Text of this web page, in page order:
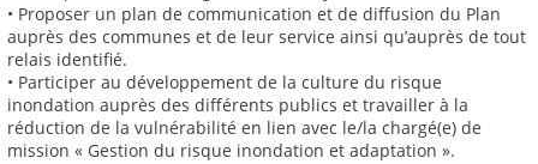
• Proposer un plan de communication et de diffusion du Plan
auprès des communes et de leur service ainsi qu’auprès de tout
relais identifié.
• Participer au développement de la culture du risque
inondation auprès des différents publics et travailler à la
réduction de la vulnérabilité en lien avec le/la chargé(e) de
mission « Gestion du risque inondation et adaptation ».